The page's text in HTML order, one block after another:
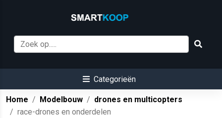
Categorieën
Home Modelbouw
drones en multicopters
race-drones en onderdelen